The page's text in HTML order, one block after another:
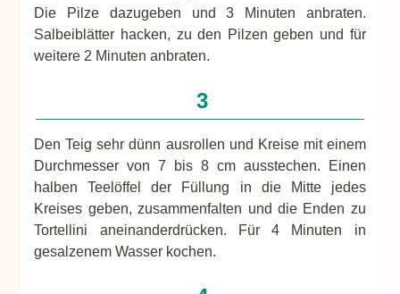
Die Pilze dazugeben und 3 Minuten anbraten.
Salbeiblätter hacken, zu den Pilzen geben und für
weitere 2 Minuten anbraten.
Den Teig sehr dünn ausrollen und Kreise mit einem
Durchmesser von 7 bis 8 cm ausstechen. Einen
halben Teelöffel der Füllung in die Mitte jedes
Kreises geben, zusammenfalten und die Enden zu
Tortellini aneinanderdrücken. Für 4 Minuten in
gesalzenem Wasser kochen.